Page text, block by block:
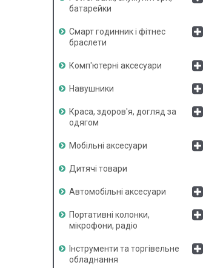
батарейки
Смарт годинник і фітнес
браслети
Комп'ютерні аксесуари
Навушники
Краса, здоров'я, догляд за
одягом
Мобільні аксесуари
Дитячі товари
Автомобільні аксесуари
Портативні колонки,
мікрофони, радіо
Інструменти та торгівельне
обладнання